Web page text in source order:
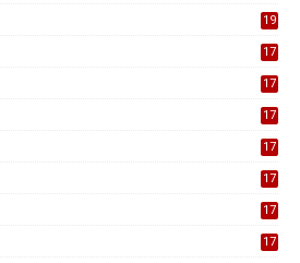
19
17
17
17
17
17
17
17